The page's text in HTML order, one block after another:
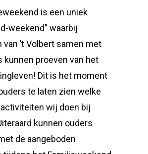
is een uniek
weekend” waarbij
van ’t Volbert samen met
kunnen proeven van het
Dit is het moment
te laten zien welke
wij doen bij
kunnen ouders
de aangeboden